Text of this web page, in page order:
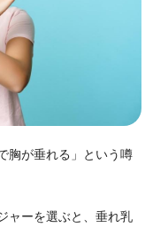
胸が垂れる」という噂
ャーを選ぶと、垂れ乳